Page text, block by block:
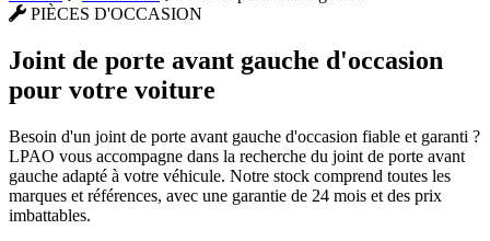
PIÈCES D'OCCASION
Joint de porte avant gauche d'occasion
pour votre voiture
Besoin d'un joint de porte avant gauche d'occasion fiable et garanti ?
LPAO vous accompagne dans la recherche du joint de porte avant
gauche adapté à votre véhicule. Notre stock comprend toutes les
marques et références, avec une garantie de 24 mois et des prix
imbattables.